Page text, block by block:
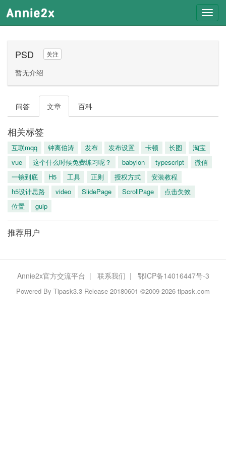
PSD 关注
暂无介绍
问答 文章 百科
相关标签
互联mqq 钟离伯涛 发布 发布设置 卡顿 长图
淘宝
vue
这个什么时候免费练习呢？ babylon typescript
微信
一镜到底
H5 工具 正则 授权方式
安装教程
h5设计思路
video SlidePage ScrollPage
点击失效
位置
gulp
推荐用户
Annie2x官方交流平台 | 联系我们 | 鄂ICP备14016447号-3
Powered By Tipask3.3 Release 20180601 ©2009-2026 tipask.com